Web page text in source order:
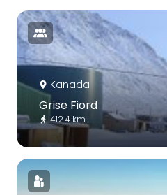
Kanada
Grise Fiord
412.4 km